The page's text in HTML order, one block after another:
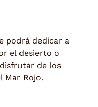
podrá dedicar a
el desierto o
de los
Mar Rojo.